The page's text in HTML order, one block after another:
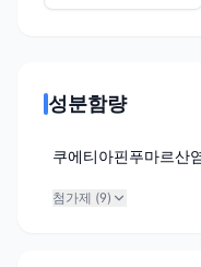
성분함량
쿠에티아핀푸마르산
첨가제 (9)